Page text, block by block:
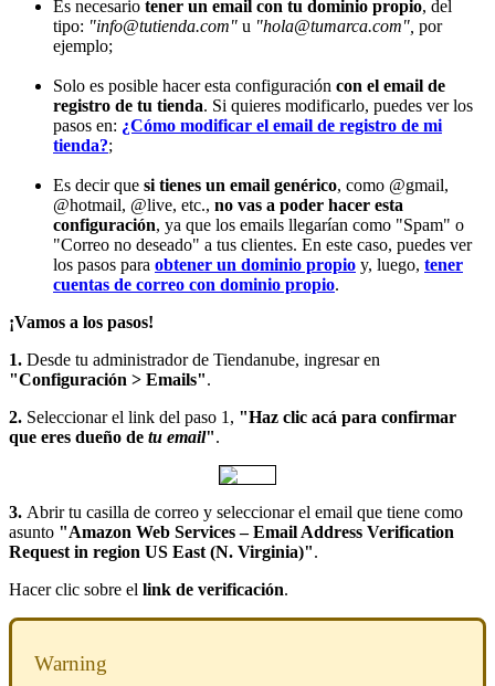
Es necesario tener un email con tu dominio propio, del
tipo: "info@tutienda.com" u "hola@tumarca.com", por
ejemplo;
Solo es posible hacer esta configuración con el email de
registro de tu tienda. Si quieres modificarlo, puedes ver los
pasos en: ¿Cómo modificar el email de registro de mi
tienda?;
Es decir que si tienes un email genérico, como @gmail,
@hotmail, @live, etc., no vas a poder hacer esta
configuración, ya que los emails llegarían como "Spam" o
"Correo no deseado" a tus clientes. En este caso, puedes ver
los pasos para obtener un dominio propio y, luego, tener
cuentas de correo con dominio propio.
¡Vamos a los pasos!
1. Desde tu administrador de Tiendanube, ingresar en
"Configuración > Emails".
2. Seleccionar el link del paso 1, "Haz clic acá para confirmar
que eres dueño de tu email".
3. Abrir tu casilla de correo y seleccionar el email que tiene como
asunto "Amazon Web Services – Email Address Verification
Request in region US East (N. Virginia)".
Hacer clic sobre el link de verificación.
Warning